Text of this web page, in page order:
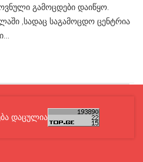
გამოცდები დაიწყო.
,სადაც საგამოცდო ცენტრია
დაცულია